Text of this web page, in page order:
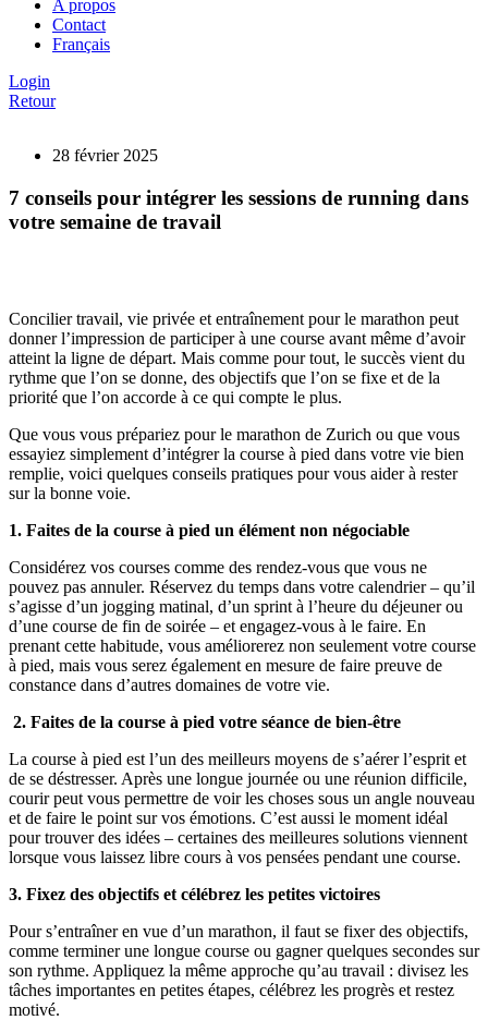
A propos
Contact
Français
Login
Retour
28 février 2025
7 conseils pour intégrer les sessions de running dans
votre semaine de travail
Concilier travail, vie privée et entraînement pour le marathon peut
donner l’impression de participer à une course avant même d’avoir
atteint la ligne de départ. Mais comme pour tout, le succès vient du
rythme que l’on se donne, des objectifs que l’on se fixe et de la
priorité que l’on accorde à ce qui compte le plus.
Que vous vous prépariez pour le marathon de Zurich ou que vous
essayiez simplement d’intégrer la course à pied dans votre vie bien
remplie, voici quelques conseils pratiques pour vous aider à rester
sur la bonne voie.
1. Faites de la course à pied un élément non négociable
Considérez vos courses comme des rendez-vous que vous ne
pouvez pas annuler. Réservez du temps dans votre calendrier – qu’il
s’agisse d’un jogging matinal, d’un sprint à l’heure du déjeuner ou
d’une course de fin de soirée – et engagez-vous à le faire. En
prenant cette habitude, vous améliorerez non seulement votre course
à pied, mais vous serez également en mesure de faire preuve de
constance dans d’autres domaines de votre vie.
2. Faites de la course à pied votre séance de bien-être
La course à pied est l’un des meilleurs moyens de s’aérer l’esprit et
de se déstresser. Après une longue journée ou une réunion difficile,
courir peut vous permettre de voir les choses sous un angle nouveau
et de faire le point sur vos émotions. C’est aussi le moment idéal
pour trouver des idées – certaines des meilleures solutions viennent
lorsque vous laissez libre cours à vos pensées pendant une course.
3. Fixez des objectifs et célébrez les petites victoires
Pour s’entraîner en vue d’un marathon, il faut se fixer des objectifs,
comme terminer une longue course ou gagner quelques secondes sur
son rythme. Appliquez la même approche qu’au travail : divisez les
tâches importantes en petites étapes, célébrez les progrès et restez
motivé.